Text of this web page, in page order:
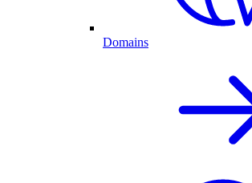
Domains